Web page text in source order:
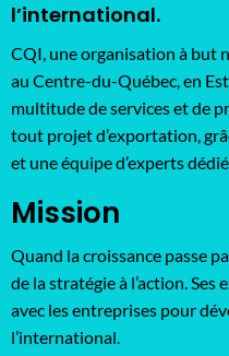
l’international.
CQI, une organisation à but
au Centre-du-Québec, en
multitude de services et de
tout projet d’exportation,
et une équipe d’experts
Mission
Quand la croissance passe
de la stratégie à l’action.
avec les entreprises pour
l’international.